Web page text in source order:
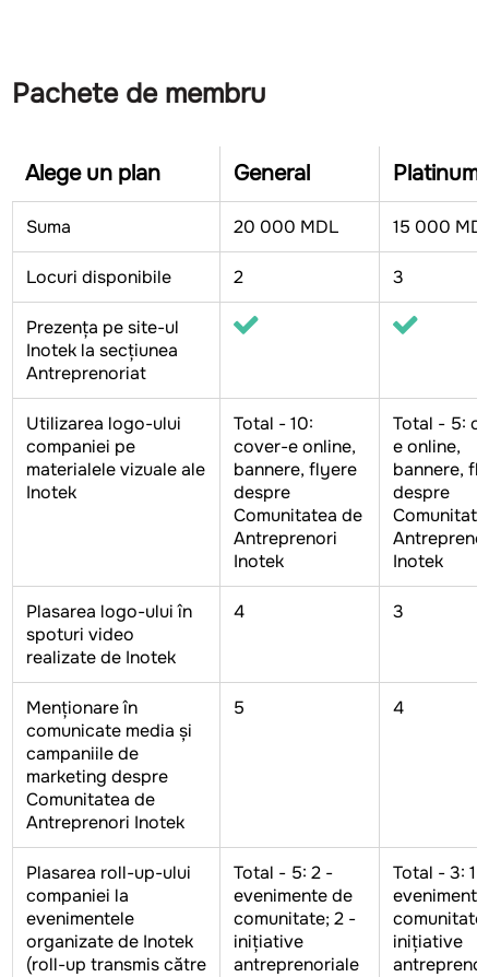
Pachete de membru
Alege un plan General Platinum
Suma 20 000 MDL 15 000
Locuri disponibile 2 3
Prezența pe site-ul
Inotek la secțiunea
Antreprenoriat
Utilizarea logo-ului
companiei pe
materialele vizuale ale
Inotek
Total - 10:
cover-e online,
bannere, flyere
despre
Comunitatea de
Antreprenori
Inotek
Total - 5:
e online,
bannere,
despre
Inotek
Plasarea logo-ului în
spoturi video
realizate de Inotek
4 3
Menționare în
comunicate media și
campaniile de
marketing despre
Comunitatea de
Antreprenori Inotek
5 4
Plasarea roll-up-ului
companiei la
evenimentele
organizate de Inotek
(roll-up transmis către
Total - 5: 2 -
evenimente de
comunitate; 2 -
inițiative
antreprenoriale
Total - 3: 1 -
inițiative